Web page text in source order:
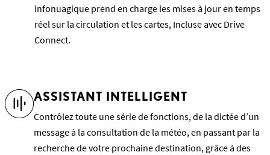
infonuagique prend en charge les mises à jour en temps
réel sur la circulation et les cartes, Incluse avec Drive
Connect.
ASSISTANT INTELLIGENT
Contrôlez toute une série de fonctions, de la dictée d’un
message à la consultation de la météo, en passant par la
recherche de votre prochaine destination, grâce à des